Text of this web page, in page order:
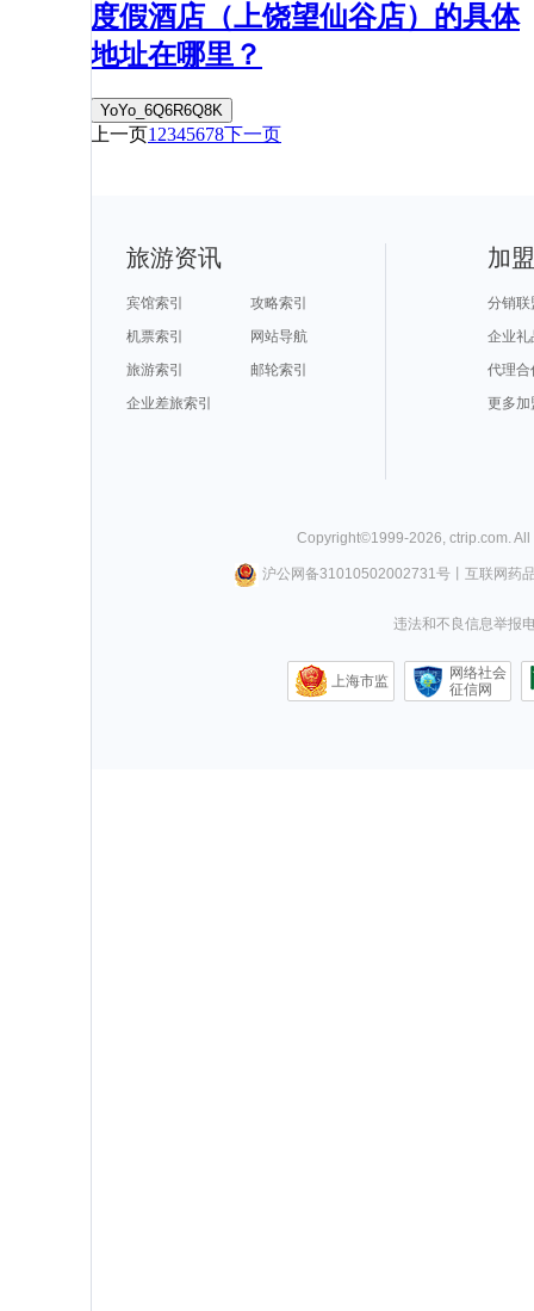
度假酒店（上饶望仙谷店）的具体
地址在哪里？
YoYo_6Q6R6Q8K
上一页1 2345678下一页
旅游资讯
宾馆索引
攻略索引
机票索引
网站导航
旅游索引
邮轮索引
企业差旅索引
加
分销联
企业礼
代理合
更多加
Copyright©1999-2026, ctrip.com.
沪公网备31010502002731号丨 互联网药
违法和不良信息举报
上海市监
网络社会
征信网